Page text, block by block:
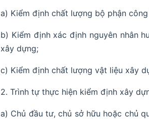
a) Kiểm định chất lượng bộ phận
b) Kiểm định xác định nguyên nhân
xây dựng;
c) Kiểm định chất lượng vật liệu xây
2. Trình tự thực hiện kiểm định xây
a) Chủ đầu tư, chủ sở hữu hoặc chủ